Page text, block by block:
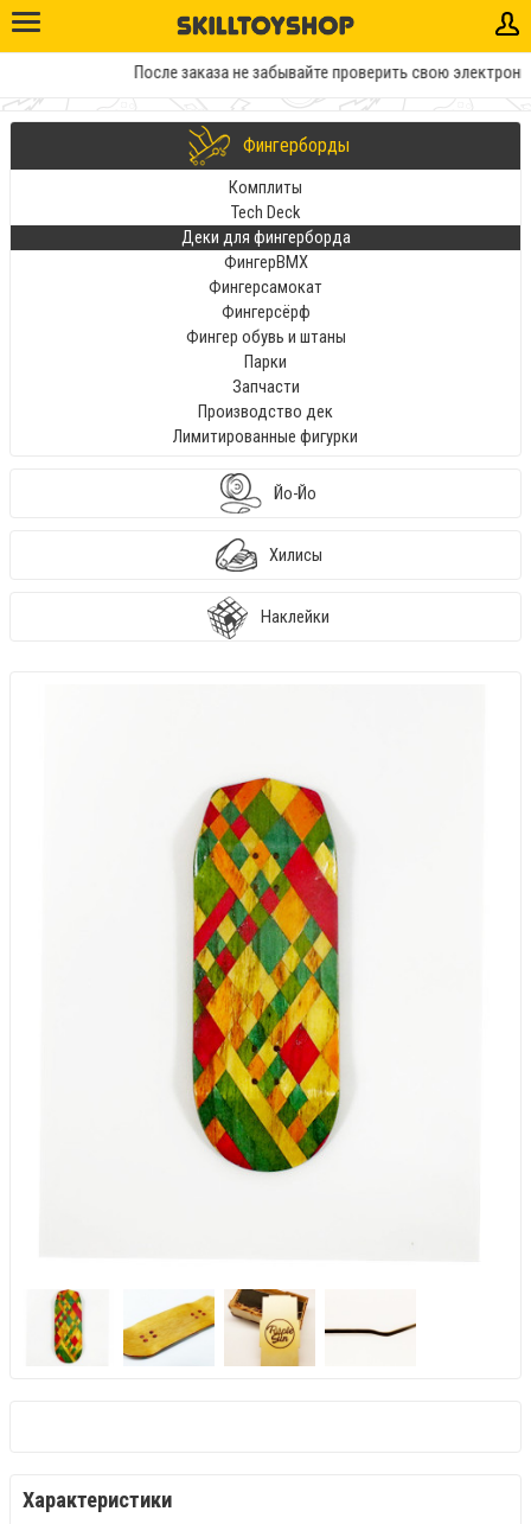
После заказа не забывайте проверить свою
Фингерборды
Комплиты
Tech Deck
Деки для фингерборда
ФингерBMX
Фингерсамокат
Фингерсёрф
Фингер обувь и штаны
Парки
Запчасти
Производство дек
Лимитированные фигурки
Йо-Йо
Хилисы
Наклейки
Характеристики